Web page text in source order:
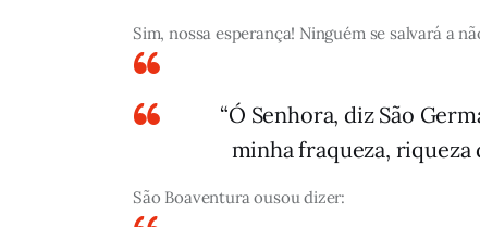
Sim, nossa esperança! Ninguém se salvará a
“Ó Senhora, diz São
minha fraqueza, riqueza
São Boaventura ousou dizer: